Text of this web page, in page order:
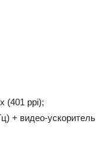
(401 ppi);
+ видео-ускоритель